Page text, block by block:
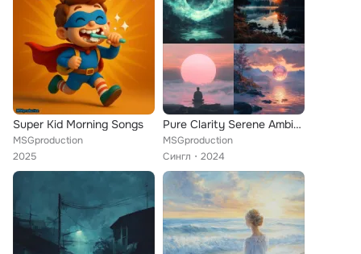
Super Kid Morning Songs
MSGproduction
2025
Pure Clarity Serene Ambient Vibes
MSGproduction
Сингл
2024